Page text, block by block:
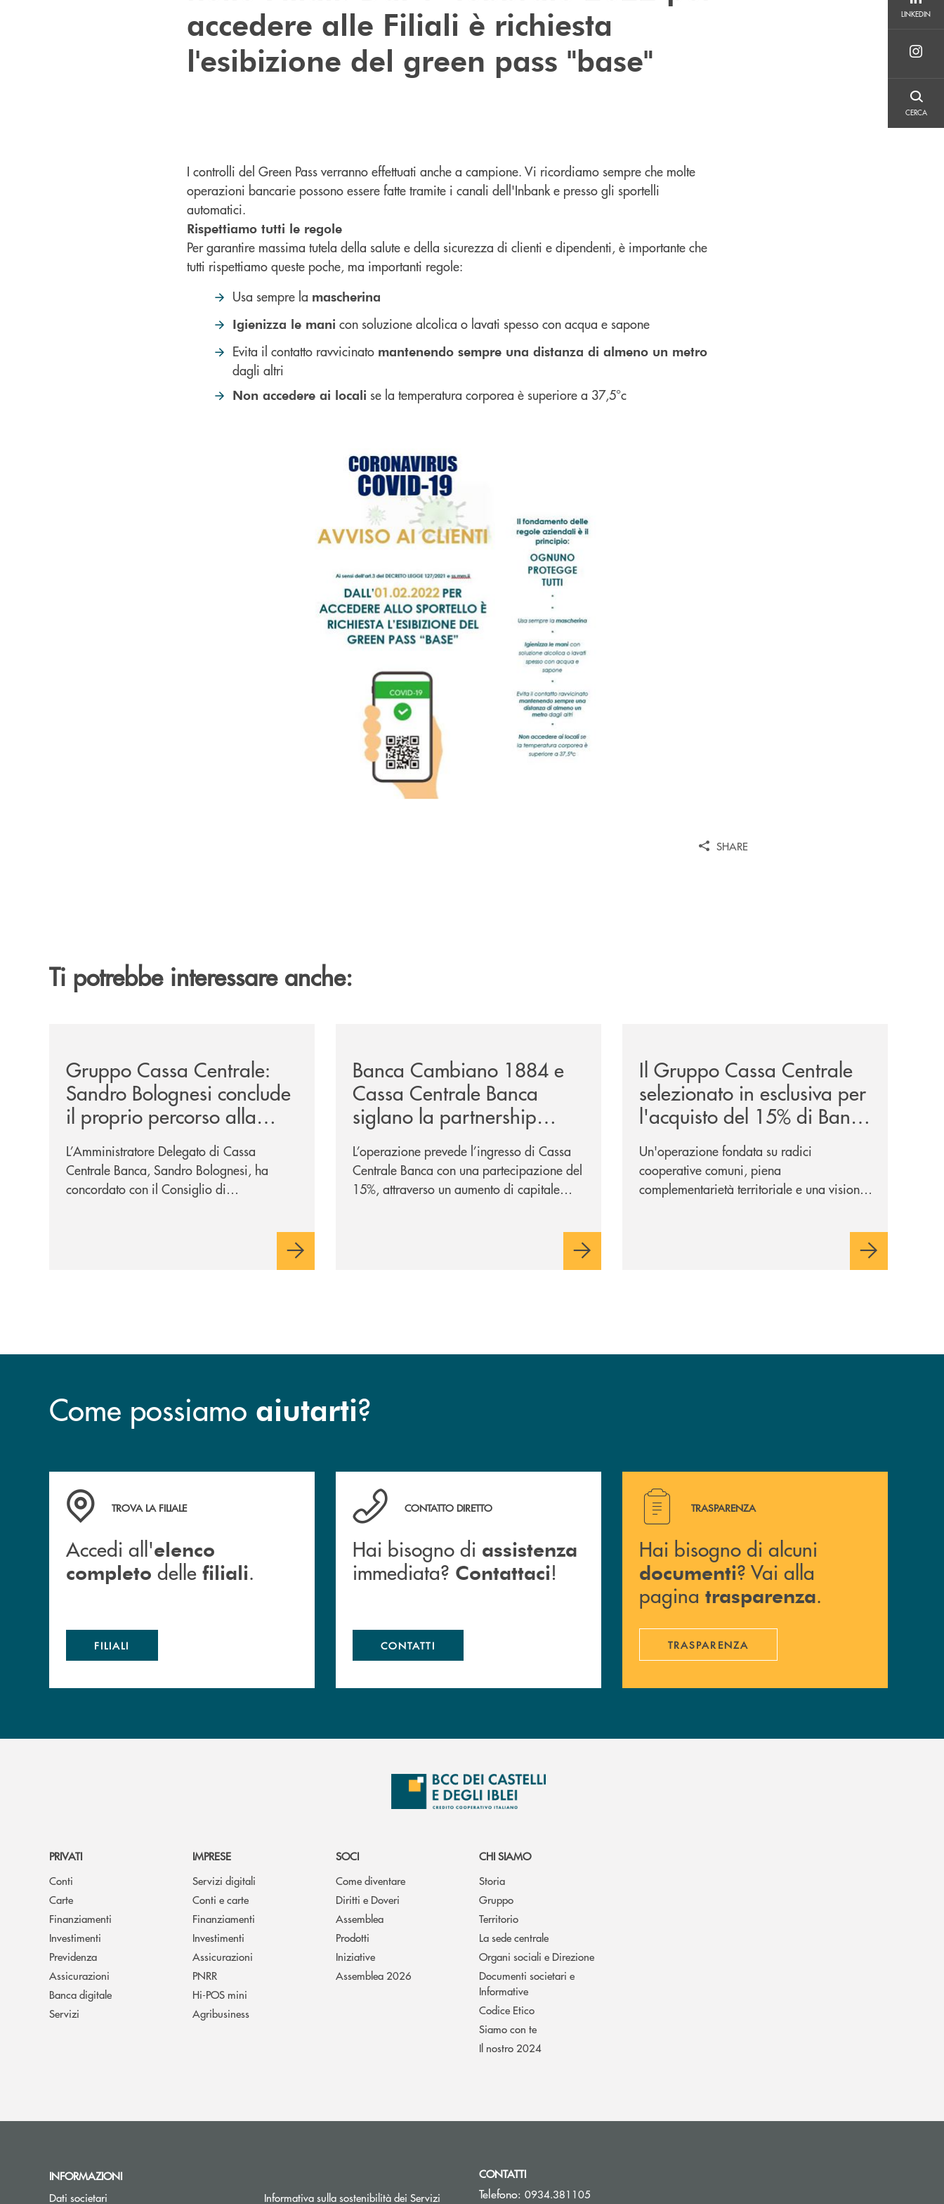
LINKEDIN
CERCA
accedere alle Filiali è richiesta
l'esibizione del green pass "base"
I controlli del Green Pass verranno effettuati anche a campione. Vi ricordiamo sempre che molte
operazioni bancarie possono essere fatte tramite i canali dell'Inbank e presso gli sportelli
automatici.
Rispettiamo tutti le regole
Per garantire massima tutela della salute e della sicurezza di clienti e dipendenti, è importante che
tutti rispettiamo queste poche, ma importanti regole:
Usa sempre la mascherina
Igienizza le mani con soluzione alcolica o lavati spesso con acqua e sapone
Evita il contatto ravvicinato mantenendo sempre una distanza di almeno un metro
dagli altri
Non accedere ai locali se la temperatura corporea è superiore a 37,5°c
SHARE
Ti potrebbe interessare anche:
Gruppo Cassa Centrale:
Sandro Bolognesi conclude
il proprio percorso alla
guida del Gruppo Cassa
Centrale
L’Amministratore Delegato di Cassa
Centrale Banca, Sandro Bolognesi, ha
concordato con il Consiglio di
una dimensione di vertice nel panorama
Banca Cambiano 1884 e
Cassa Centrale Banca
siglano la partnership
strategica
L’operazione prevede l’ingresso di Cassa
Centrale Banca con una partecipazione del
15%, attraverso un aumento di capitale
sulla condivisione di valori comuni e sulla
Il Gruppo Cassa Centrale
selezionato in esclusiva per
l'acquisto del 15% di Banca
Cambiano 1884
Un'operazione fondata su radici
cooperative comuni, piena
complementarietà territoriale e una visione
Come possiamo aiutarti?
Accedi all' elenco completo delle filiali .
TROVA LA FILIALE
Accedi all'elenco
completo delle filiali.
FILIALI
Hai bisogno di assistenza immediata? Contattaci !
CONTATTO DIRETTO
Hai bisogno di assistenza
immediata? Contattaci!
CONTATTI
Hai bisogno di alcuni documenti ? Vai alla pagina
TRASPARENZA
Hai bisogno di alcuni
documenti? Vai alla
pagina trasparenza.
TRASPARENZA
PRIVATI
Conti
Carte
Finanziamenti
Investimenti
Previdenza
Assicurazioni
Banca digitale
Servizi
IMPRESE
Servizi digitali
Conti e carte
Finanziamenti
Investimenti
Assicurazioni
PNRR
Hi-POS mini
Agribusiness
SOCI
Come diventare
Diritti e Doveri
Assemblea
Prodotti
Iniziative
Assemblea 2026
CHI SIAMO
Storia
Gruppo
Territorio
La sede centrale
Organi sociali e Direzione
Documenti societari e
Informative
Codice Etico
Siamo con te
Il nostro 2024
INFORMAZIONI
Dati societari
Informativa sulla sostenibilità dei Servizi
CONTATTI
Telefono: 0934.381105